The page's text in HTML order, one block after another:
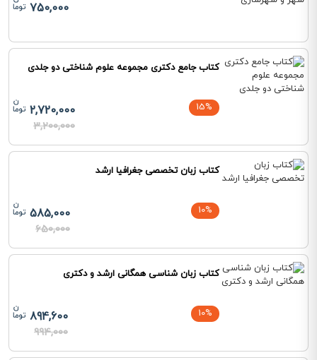
750,000
کتاب جامع دکتری مجموعه‌ علوم شناختی دو جلدی
15%
2,720,000
3,200,000
کتاب زبان تخصصی جغرافیا ارشد
10%
585,000
650,000
کتاب زبان شناسی همگانی ارشد و دکتری
10%
894,600
994,000